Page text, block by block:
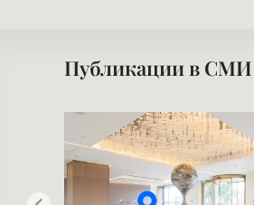
Публикации в СМИ